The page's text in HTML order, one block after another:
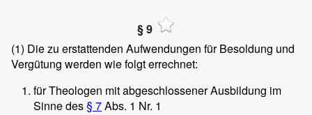
§ 9
(1) Die zu erstattenden Aufwendungen für Besoldung und
Vergütung werden wie folgt errechnet:
für Theologen mit abgeschlossener Ausbildung im
Sinne des§ 7Abs. 1 Nr. 1